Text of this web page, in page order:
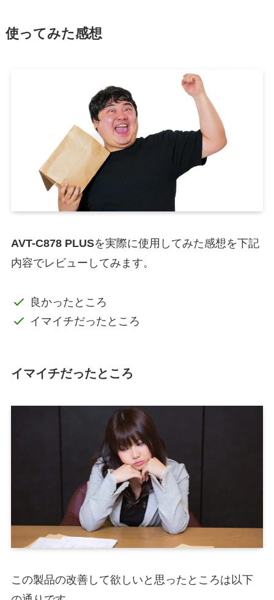
使ってみた感想
AVT-C878 PLUSを実際に使用してみた感想を下記
内容でレビューしてみます。
良かったところ
イマイチだったところ
イマイチだったところ
この製品の改善して欲しいと思ったところは以下